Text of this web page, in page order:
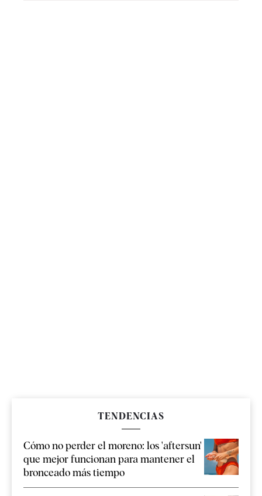
TENDENCIAS
Cómo no perder el moreno: los 'aftersun'
que mejor funcionan para mantener el
bronceado más tiempo